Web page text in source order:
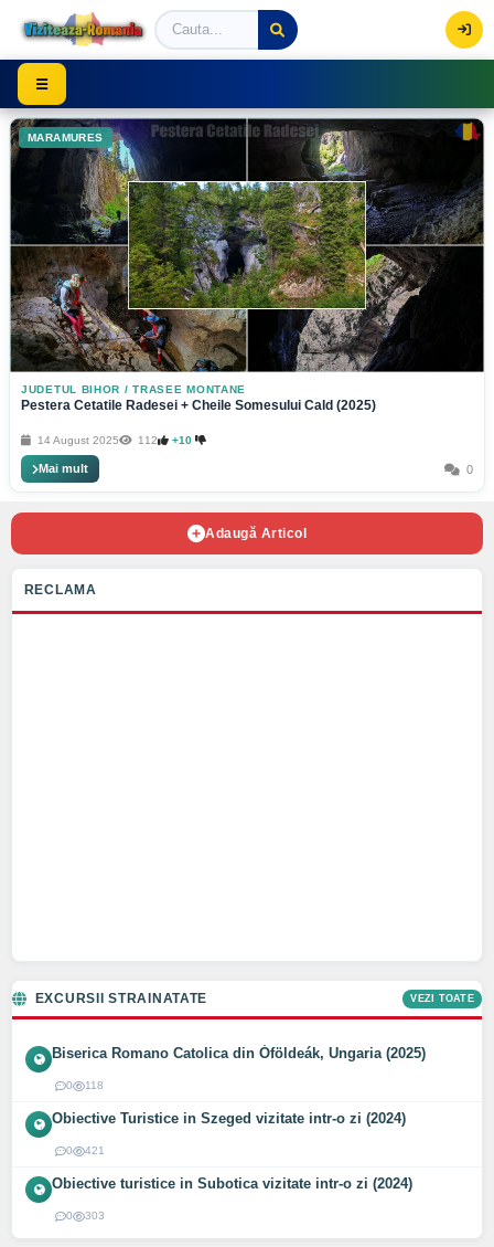
Viziteaza Romania | Obiective Turistice | Trasee
☰
MARAMURES
JUDETUL BIHOR /TRASEE MONTANE
Pestera Cetatile Radesei + Cheile Somesului Cald (2025)
14 August 2025 112 +10
Mai mult 0
Adaugă Articol
RECLAMA
EXCURSII STRAINATATE VEZI TOATE
Biserica Romano Catolica din Óföldeák, Ungaria (2025)
0 118
Obiective Turistice in Szeged vizitate intr-o zi (2024)
0 421
Obiective turistice in Subotica vizitate intr-o zi (2024)
0 303